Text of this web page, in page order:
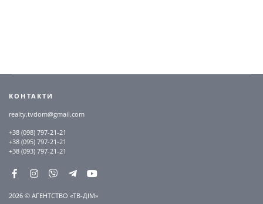
КОНТАКТИ
realty.tvdom@gmail.com
+38 (098) 797-21-21
+38 (095) 797-21-21
+38 (093) 797-21-21
2026 © АГЕНТСТВО «ТВ-ДІМ»